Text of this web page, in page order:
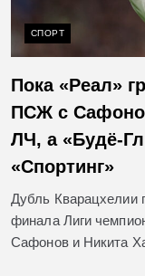
СПОРТ
Пока «Реал»
ПСЖ с
ЛЧ, а «Будё-
«Спортинг»
Дубль Кварацхелии
финала Лиги
Сафонов и Никита